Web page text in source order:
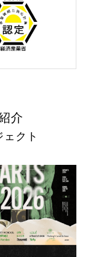
介
ェクト